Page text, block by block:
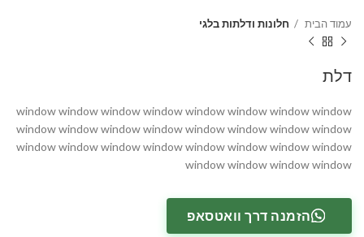
עמוד הבית חלונות ודלתות בלגי
דלת
window window window window window window window window
window window window window window window window window
window window window window window window window window
window window window window
הזמנה דרך וואטסאפ